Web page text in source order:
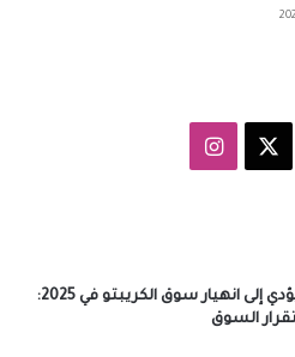
انستقرام
انهيار منصات التداول الكبيرة يُؤدي إلى انهيار سوق الكريبتو في 2025:
السوق